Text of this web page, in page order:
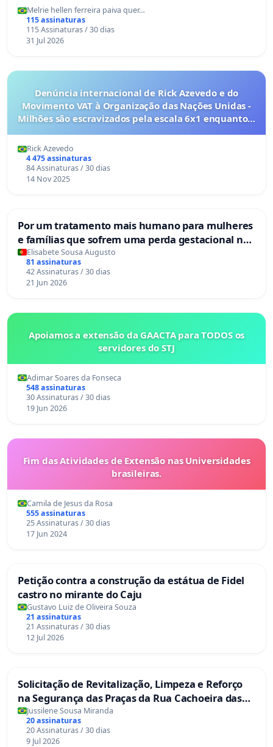
Melrie hellen ferreira paiva quer…
115 assinaturas
115 Assinaturas / 30 dias
31 Jul 2026
Denúncia internacional de Rick Azevedo e do
Movimento VAT à Organização das Nações Unidas -
Milhões são escravizados pela escala 6x1 enquanto o
Rick Azevedo
4 475 assinaturas
84 Assinaturas / 30 dias
14 Nov 2025
Por um tratamento mais humano para mulheres
e famílias que sofrem uma perda gestacional nos
hospitais portugueses
Elisabete Sousa Augusto
81 assinaturas
42 Assinaturas / 30 dias
21 Jun 2026
Apoiamos a extensão da GAACTA para TODOS os
servidores do STJ
Adimar Soares da Fonseca
548 assinaturas
30 Assinaturas / 30 dias
19 Jun 2026
Fim das Atividades de Extensão nas Universidades
brasileiras.
Camila de Jesus da Rosa
555 assinaturas
25 Assinaturas / 30 dias
17 Jun 2024
Petição contra a construção da estátua de Fidel
castro no mirante do Caju
Gustavo Luiz de Oliveira Souza
21 assinaturas
21 Assinaturas / 30 dias
12 Jul 2026
Solicitação de Revitalização, Limpeza e Reforço
na Segurança das Praças da Rua Cachoeira das
Sete Ilhas
Jussilene Sousa Miranda
20 assinaturas
20 Assinaturas / 30 dias
9 Jul 2026